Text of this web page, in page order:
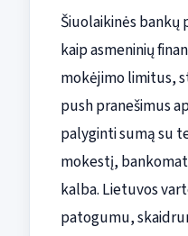
Šiuolaikinės bankų
kaip asmeninių
mokėjimo limitus,
push pranešimus
palyginti sumą su
mokestį,
kalba. Lietuvos
patogumu,